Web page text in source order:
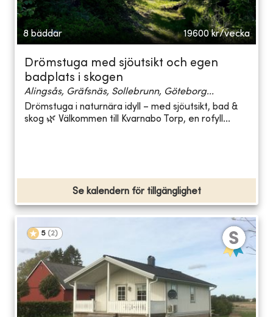
8 bäddar 19600 kr/vecka
Drömstuga med sjöutsikt och egen
badplats i skogen
Alingsås, Gräfsnäs, Sollebrunn, Göteborg...
Drömstuga i naturnära idyll – med sjöutsikt, bad &
skog 🌿 Välkommen till Kvarnabo Torp, en rofyll...
Se kalendern för tillgänglighet
5 (2)